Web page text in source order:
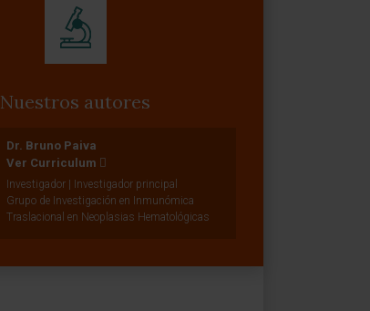
Nuestros autores
Dr. Bruno Paiva
Ver Curriculum
Investigador | Investigador principal
Grupo de Investigación en Inmunómica
Traslacional en Neoplasias Hematológicas